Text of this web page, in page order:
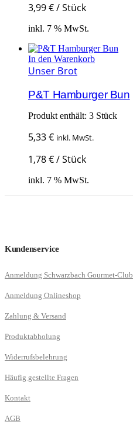
3,99€/Stück
inkl. 7 % MwSt.
In den Warenkorb
Unser Brot
P&T Hamburger Bun
Produkt enthält: 3 Stück
5,33€ inkl. MwSt.
1,78€/Stück
inkl. 7 % MwSt.
Kundenservice
Anmeldung Schwarzbach Gourmet-Club
Anmeldung Onlineshop
Zahlung & Versand
Produktabholung
Widerrufsbelehrung
Häufig gestellte Fragen
Kontakt
AGB